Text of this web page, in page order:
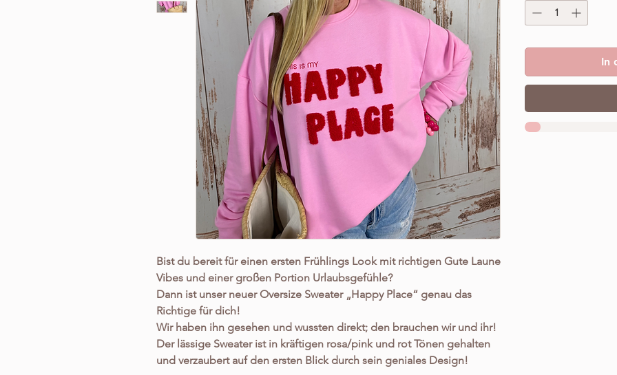
Bist du bereit für einen ersten Frühlings Look mit richtigen Gute Laune
Vibes und einer großen Portion Urlaubsgefühle?
Dann ist unser neuer Oversize Sweater „Happy Place“ genau das
Richtige für dich!
Wir haben ihn gesehen und wussten direkt; den brauchen wir und ihr!
Der lässige Sweater ist in kräftigen rosa/pink und rot Tönen gehalten
und verzaubert auf den ersten Blick durch sein geniales Design!
In